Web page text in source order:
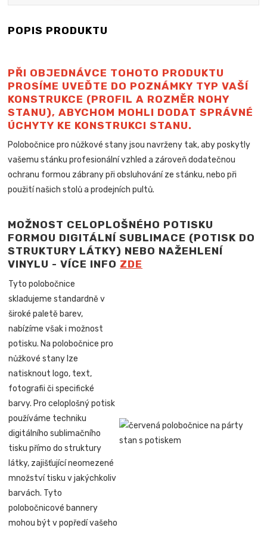
POPIS PRODUKTU
PŘI OBJEDNÁVCE TOHOTO PRODUKTU
PROSÍME UVEĎTE DO POZNÁMKY TYP VAŠÍ
KONSTRUKCE (PROFIL A ROZMĚR NOHY
STANU), ABYCHOM MOHLI DODAT SPRÁVNÉ
ÚCHYTY KE KONSTRUKCI STANU.
Polobočnice pro nůžkové stany jsou navrženy tak, aby poskytly
vašemu stánku profesionální vzhled a zároveň dodatečnou
ochranu formou zábrany při obsluhování ze stánku, nebo při
použití našich stolů aprodejních pultů.
MOŽNOST CELOPLOŠNÉHO POTISKU
FORMOU DIGITÁLNÍ SUBLIMACE (POTISK DO
STRUKTURY LÁTKY) NEBO NAŽEHLENÍ
VINYLU - VÍCE INFO ZDE
Tyto polobočnice
skladujeme standardně v
široké paletě barev,
nabízíme však i možnost
potisku. Na polobočnice pro
nůžkové stany lze
natisknout logo, text,
fotografii či specifické
barvy. Pro celoplošný potisk
používáme techniku
digitálního sublimačního
tisku přímo do struktury
látky, zajišťující neomezené
množství tisku v jakýchkoliv
barvách. Tyto
polobočnicové bannery
mohou být v popředí vašeho